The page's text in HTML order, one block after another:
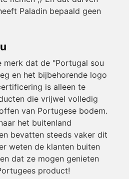
Paladin bepaald geen
merk dat de "Portugal sou
en het bijbehorende logo
is alleen te
die vrijwel volledig
van Portugese bodem.
het buitenland
bevatten steeds vaker dit
weten de klanten buiten
dat ze mogen genieten
product!